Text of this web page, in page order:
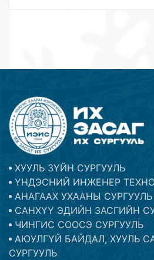
ХУУЛЬ ЗҮЙН СУРГУУЛЬ
ҮНДЭСНИЙ ИНЖЕНЕР
АНАГААХ УХААНЫ СУРГУУЛЬ
САНХҮҮ ЭДИЙН ЗАСГИЙН
ЧИНГИС СООСЭ СУРГУУЛЬ
АЮУЛГҮЙ БАЙДАЛ, ХУУЛЬ
СУРГУУЛЬ